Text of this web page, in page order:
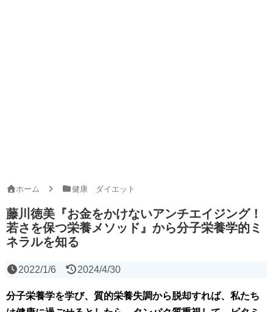
ホーム 健康 ダイエット
藤川徳美『お金をかけないアンチエイジング！
若さを保つ栄養メソッド』から分子栄養学的ミ
ネラルを知る
2022/1/6 2024/4/30
分子栄養学を学び、質的栄養失調から脱却すれば、私たち